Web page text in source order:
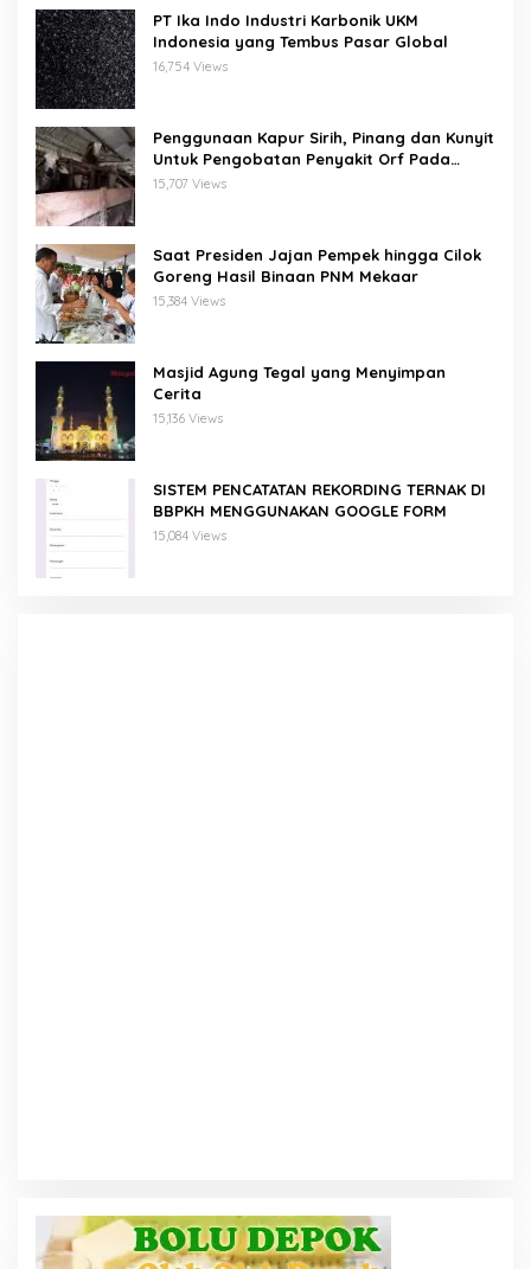
PT Ika Indo Industri Karbonik UKM
Indonesia yang Tembus Pasar Global
16,754 Views
Penggunaan Kapur Sirih, Pinang dan Kunyit
Untuk Pengobatan Penyakit Orf Pada
Domba/Kambing
15,707 Views
Saat Presiden Jajan Pempek hingga Cilok
Goreng Hasil Binaan PNM Mekaar
15,384 Views
Masjid Agung Tegal yang Menyimpan
Cerita
15,136 Views
SISTEM PENCATATAN REKORDING TERNAK DI
BBPKH MENGGUNAKAN GOOGLE FORM
15,084 Views